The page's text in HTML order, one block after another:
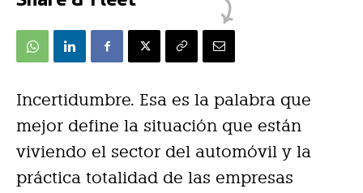
Incertidumbre. Esa es la palabra que
mejor define la situación que están
viviendo el sector del automóvil y la
práctica totalidad de las empresas